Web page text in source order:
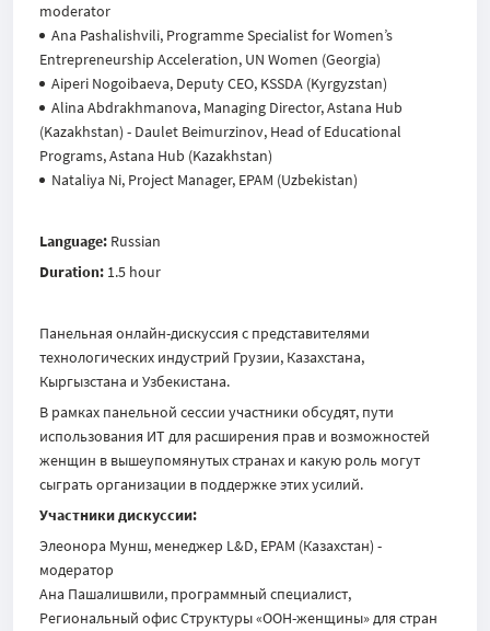
moderator
Ana Pashalishvili, Programme Specialist for Women’s
Entrepreneurship Acceleration, UN Women (Georgia)
Aiperi Nogoibaeva, Deputy CEO, KSSDA (Kyrgyzstan)
Alina Abdrakhmanova, Managing Director, Astana Hub
(Kazakhstan) - Daulet Beimurzinov, Head of Educational
Programs, Astana Hub (Kazakhstan)
Nataliya Ni, Project Manager, EPAM (Uzbekistan)
Language: Russian
Duration: 1.5 hour
Панельная онлайн-дискуссия с представителями
технологических индустрий Грузии, Казахстана,
Кыргызстана и Узбекистана.
В рамках панельной сессии участники обсудят, пути
использования ИТ для расширения прав и возможностей
женщин в вышеупомянутых странах и какую роль могут
сыграть организации в поддержке этих усилий.
Участники дискуссии:
Элеонора Мунш, менеджер L&D, EPAM (Казахстан) -
модератор
Ана Пашалишвили, программный специалист,
Региональный офис Структуры «ООН-женщины» для стран